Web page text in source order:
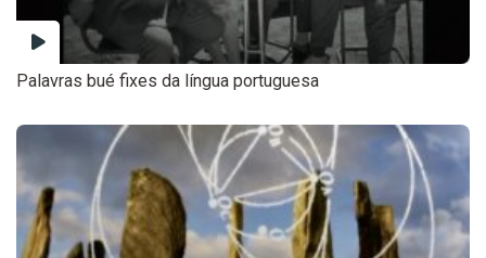
Palavras bué fixes da língua portuguesa